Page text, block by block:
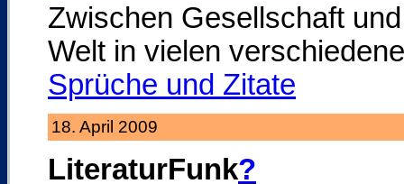
Zwischen Gesellschaft
Welt in vielen
Sprüche und Zitate
18. April 2009
LiteraturFunk?